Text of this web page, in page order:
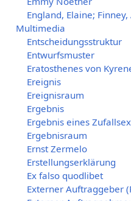
England, Elaine;
Multimedia
Entscheidungsstruktur
Entwurfsmuster
Eratosthenes von
Ereignis
Ereignisraum
Ergebnis
Ergebnis eines
Ergebnisraum
Ernst Zermelo
Erstellungserklärung
Ex falso quodlibet
Externer Auftraggeber